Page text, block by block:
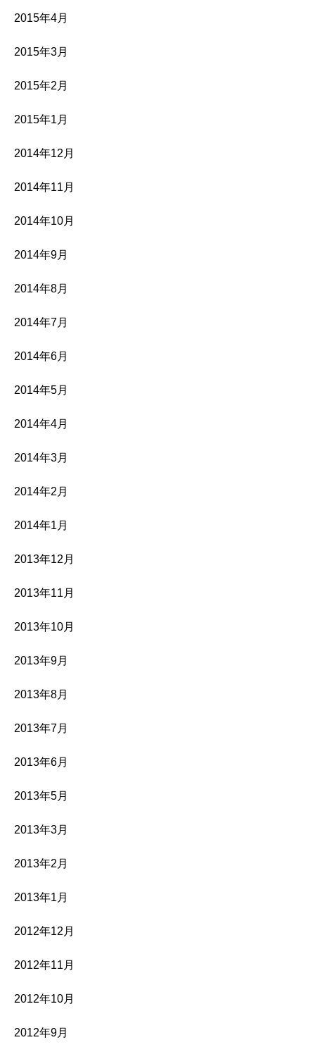
2015年4月
2015年3月
2015年2月
2015年1月
2014年12月
2014年11月
2014年10月
2014年9月
2014年8月
2014年7月
2014年6月
2014年5月
2014年4月
2014年3月
2014年2月
2014年1月
2013年12月
2013年11月
2013年10月
2013年9月
2013年8月
2013年7月
2013年6月
2013年5月
2013年3月
2013年2月
2013年1月
2012年12月
2012年11月
2012年10月
2012年9月